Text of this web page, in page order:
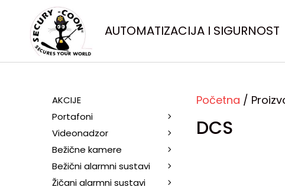
AUTOMATIZACIJA I SIGURNOST
Početna /
DCS
AKCIJE
Portafoni
Videonadzor
Bežične kamere
Bežični alarmni sustavi
Žičani alarmni sustavi